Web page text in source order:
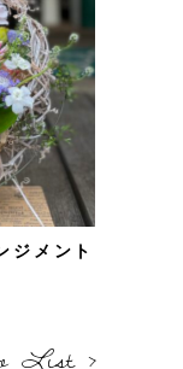
ジメント
List ›